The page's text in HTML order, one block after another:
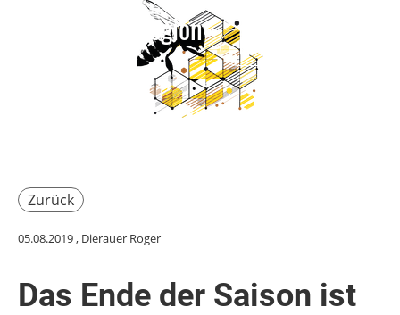
Imkerverein Region
Login
Zurück
05.08.2019, Dierauer Roger
Das Ende der Saison ist